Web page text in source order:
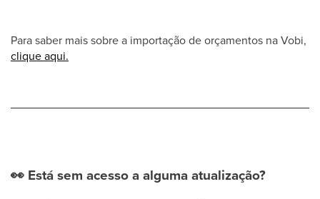
Para saber mais sobre a importação de orçamentos na Vobi,
clique aqui.
👀 Está sem acesso a alguma atualização?